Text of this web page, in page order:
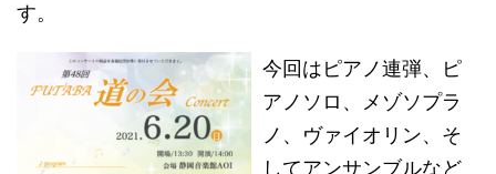
す。
今回はピアノ連弾、ピ
アノソロ、メゾソプラ
ノ、ヴァイオリン、そ
してアンサンブルなど